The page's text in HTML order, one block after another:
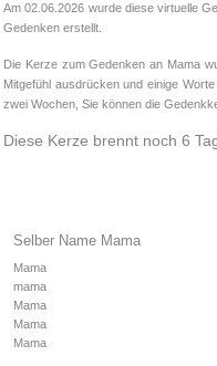
Am 02.06.2026 wurde diese virtuelle
Gedenken erstellt.
Die Kerze zum Gedenken an Mama
Mitgefühl ausdrücken und einige
zwei Wochen, Sie können die
Diese Kerze brennt noch 6
Selber Name Mama
Mama
mama
Mama
Mama
Mama